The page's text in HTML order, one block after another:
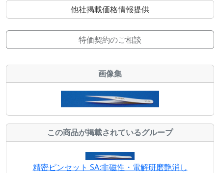
他社掲載価格情報提供
特価契約のご相談
画像集
この商品が掲載されているグループ
精密ピンセット SA:非磁性・電解研磨艶消し